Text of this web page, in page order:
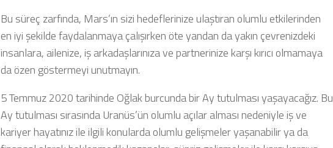
Bu süreç zarfında, Mars’ın sizi hedeflerinize ulaştıran olumlu etkilerinden
en iyi şekilde faydalanmaya çalışırken öte yandan da yakın çevrenizdeki
insanlara, ailenize, iş arkadaşlarınıza ve partnerinize karşı kırıcı olmamaya
da özen göstermeyi unutmayın.
5 Temmuz 2020 tarihinde Oğlak burcunda bir Ay tutulması yaşayacağız. Bu
Ay tutulması sırasında Uranüs’ün olumlu açılar alması nedeniyle iş ve
kariyer hayatınız ile ilgili konularda olumlu gelişmeler yaşanabilir ya da